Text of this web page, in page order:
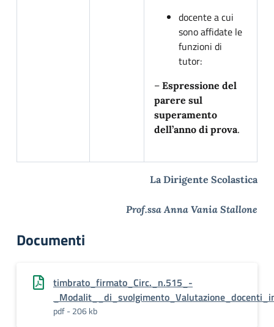
docente a cui
sono affidate le
funzioni di
tutor:
– Espressione del
parere sul
superamento
dell’anno di prova.
La Dirigente Scolastica
Prof.ssa Anna Vania Stallone
Documenti
timbrato_firmato_Circ._n.515_-
pdf - 206 kb